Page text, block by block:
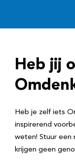
r
e
Heb jij
Heb je zelf iets
inspirerend
weten! Stuur een
krijgen geen